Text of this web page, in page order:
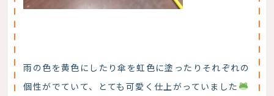
雨の色を黄色にしたり傘を虹色に塗ったりそれぞれの
個性がでていて、とても可愛く仕上がっていました